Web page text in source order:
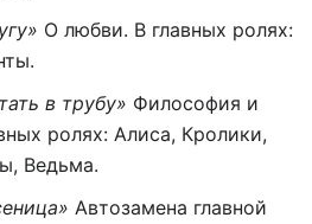
О любви. В главных ролях:
в трубу» Философия и
ролях: Алиса, Кролики,
Ведьма.
Автозамена главной